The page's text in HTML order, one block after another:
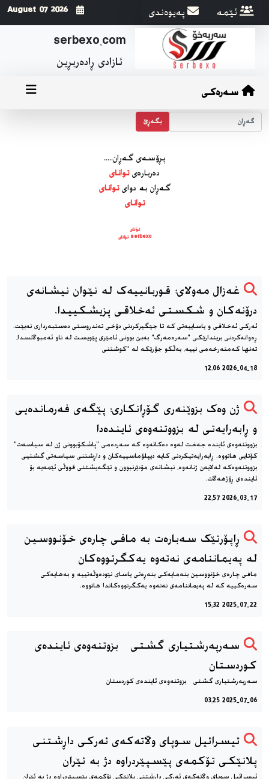
serbexo.com
ئازادی ڕاده‌ربڕین
ئێمه په‌یوه‌ندی 2026 August 07
سەرەکی
بگه‌ڕێ
پڕۆسه‌ی گه‌ڕان.....
ده‌رباره‌یتوانای
گه‌ڕان به دوایتوانای
توانای
توانای
serbexo توانای
غەزال مەولای؛ قوربانییەک لە نێوان نیشانەی
درۆنەکان و شکستی ئەخلاقی پزیشکییدا.
ئەرکی ئەخلاقی و یاساییەتی کە تا جێگیرکردنی دۆخی تەندروستی دەستبەرداری نەبێت.
ڕەوانەکردنی بریندارێکی "سەرەمەرگ" بەبێ بوونی ئامێری پێویست لە ناو ئەمبوڵانسدا،
تەنها کەمتەرخەمی نییە، بەڵکو جۆرێکە لە "کوشتنی
2026-04-18 12:06
ژن وەک بزوێنەری گۆڕانکاری: پێگەی فەرماندەیی
و ڕابەرایەتی لە بزووتنەوەی ئایندەدا
بزووتنەوەی ئایندە جەخت لەوە دەکاتەوە کە سەردەمی "پاشکۆبوونی ژن لە سیاسەت"
کۆتایی هاتووە. ڕابەرایەتیکردنی کایە دیپلۆماسییەکان و داڕشتنی سیاسەتی گشتیی
بزووتنەوەکە لەلایەن ژنانەوە، نیشانەی مۆدێرنبوون و تێگەیشتنی قووڵی ئێمەیە بۆ
ئایندەی ڕۆژهەڵات.
2026-03-17 22:57
ڕاپۆرتێک سەبارەت بە مافی چارەی خۆنووسین
لە په‌یماننامه‌ی نەتەوە یەکگرتووەکان
مافی چارەی خۆنووسین بنەمایەکی بنەڕەتی یاسای نێودەوڵەتییە و بەهایەکی
سەرەکییە کە لە په‌یماننامه‌ی نەتەوە یەکگرتووەکاندا هاتووە.
2025-07-22 15:32
سەرپەرشتیاری گشتی بزوتنەوەی ئایندەی
كوردستان
سەرپەرشتیاری گشتی بزوتنەوەی ئایندەی كوردستان
2025-07-06 03:25
ئیسرائیل سوپای وڵاتەکەی ئەرکی داڕشتنی
پلانێکی تۆکمەی پێسپێردراوە دژ بە ئێران